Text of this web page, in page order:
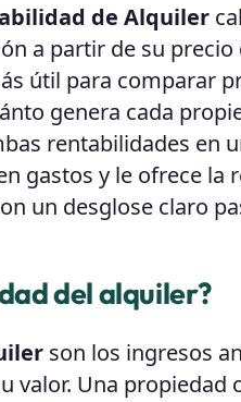
de Alquiler
a partir de su
útil para comparar
genera cada
rentabilidades en
gastos y le ofrece
un desglose claro
del alquiler?
son los ingresos
valor. Una propiedad